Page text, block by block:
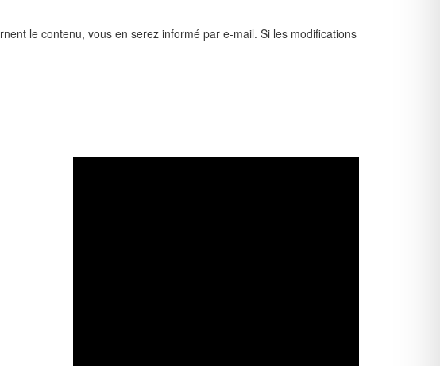
le contenu, vous en serez informé par e-mail. Si les modifications